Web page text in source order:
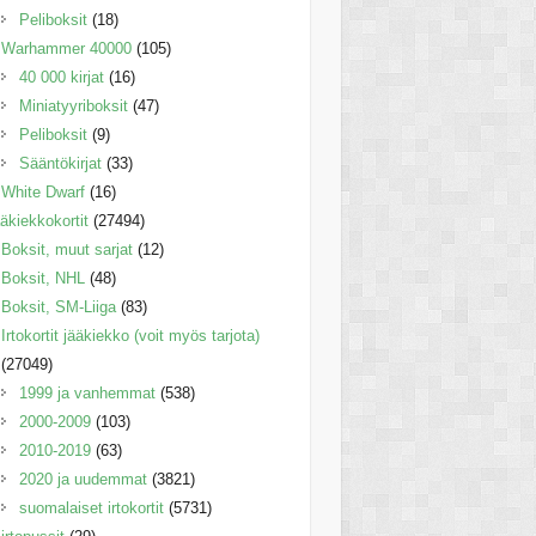
Peliboksit (18)
Warhammer 40000 (105)
40 000 kirjat (16)
Miniatyyriboksit (47)
Peliboksit (9)
Sääntökirjat (33)
White Dwarf (16)
(27494)
Boksit, muut sarjat (12)
Boksit, NHL (48)
Boksit, SM-Liiga (83)
Irtokortit jääkiekko (voit myös tarjota)
(27049)
1999 ja vanhemmat (538)
2000-2009 (103)
2010-2019 (63)
2020 ja uudemmat (3821)
suomalaiset irtokortit (5731)